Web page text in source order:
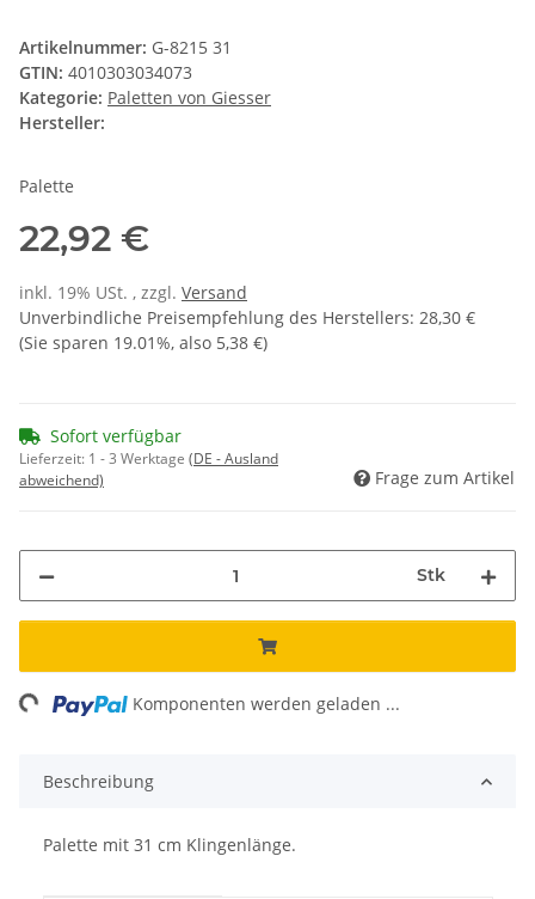
Artikelnummer: G-8215 31
GTIN: 4010303034073
Kategorie: Paletten von Giesser
Hersteller:
Palette
22,92 €
inkl. 19% USt. , zzgl. Versand
Unverbindliche Preisempfehlung des Herstellers: 28,30 €
(Sie sparen 19.01%, also 5,38 €)
Sofort verfügbar
Lieferzeit: 1 - 3 Werktage (DE - Ausland
abweichend)
Frage zum Artikel
Stk
Komponenten werden geladen ...
Beschreibung
Palette mit 31 cm Klingenlänge.